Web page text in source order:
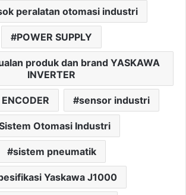
peralatan otomasi industri
POWER SUPPLY
produk dan brand YASKAWA
INVERTER
sensor industri
Otomasi Industri
sistem pneumatik
Yaskawa J1000